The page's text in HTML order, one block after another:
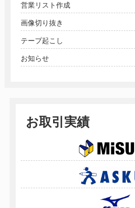
営業リスト作成
画像切り抜き
テープ起こし
お知らせ
お取引実績